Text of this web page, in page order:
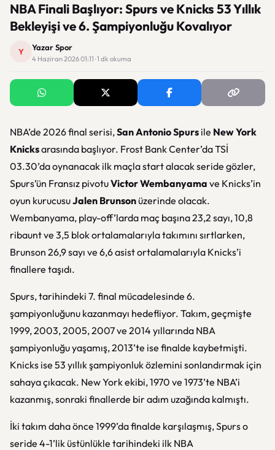
NBA Finali Başlıyor: Spurs ve Knicks 53 Yıllık
Bekleyişi ve 6. Şampiyonluğu Kovalıyor
Y Yazar Spor
4 Haziran 2026 01:11 · 1 dk okuma
NBA’de 2026 final serisi,San Antonio Spurs ile New York
Knicksarasında başlıyor. Frost Bank Center’da TSİ
03.30’da oynanacak ilk maçla start alacak seride gözler,
Spurs’ün Fransız pivotuVictor Wembanyama ve Knicks’in
oyun kurucusuJalen Brunsonüzerinde olacak.
Wembanyama, play-off’larda maç başına 23,2 sayı, 10,8
ribaunt ve 3,5 blok ortalamalarıyla takımını sırtlarken,
Brunson 26,9 sayı ve 6,6 asist ortalamalarıyla Knicks’i
finallere taşıdı.
Spurs, tarihindeki 7. final mücadelesinde 6.
şampiyonluğunu kazanmayı hedefliyor. Takım, geçmişte
1999, 2003, 2005, 2007 ve 2014 yıllarında NBA
şampiyonluğu yaşamış, 2013’te ise finalde kaybetmişti.
Knicks ise 53 yıllık şampiyonluk özlemini sonlandırmak için
sahaya çıkacak. New York ekibi, 1970 ve 1973’te NBA’i
kazanmış, sonraki finallerde bir adım uzağında kalmıştı.
İki takım daha önce 1999’da finalde karşılaşmış, Spurs o
seride 4-1’lik üstünlükle tarihindeki ilk NBA